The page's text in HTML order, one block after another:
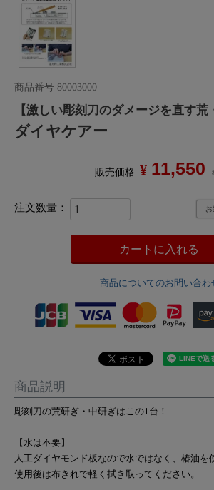
商品番号 80003000
【激しい彫刻刀のダメージを直す荒
ダイヤケアー
販売価格 ¥ 11,550
カートに入れる
商品についてのお問い合わ
商品説明
彫刻刀の荒研ぎ・中研ぎはこの1台！
【水は不要】
人工ダイヤモンド板なので水ではなく、椿油を
使用後は布きれで軽く拭き取ってください。